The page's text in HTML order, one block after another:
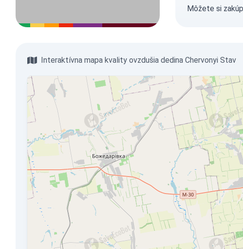
Môžete si
Interaktívna mapa kvality ovzdušia dedina Chervonyi Stav